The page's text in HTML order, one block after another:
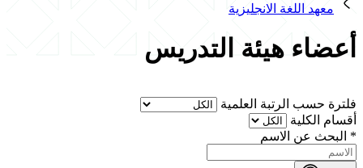
معهد اللغة الانجليزية
أعضاء هيئة التدريس
فلترة حسب الرتبة العلمية
أقسام الكلية
* البحث عن الاسم